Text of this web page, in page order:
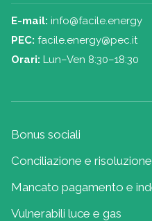
E-mail: info@facile.energy
PEC: facile.energy@pec.it
Orari: Lun–Ven 8:30–18:30
Bonus sociali
Conciliazione e
Mancato pagamento e
Vulnerabili luce e gas